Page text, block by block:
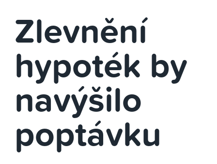
Zlevnění
hypoték by
navýšilo
poptávku